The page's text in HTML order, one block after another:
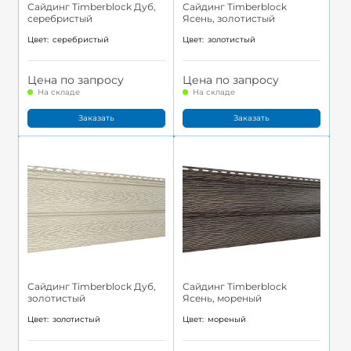
Сайдинг Timberblock Дуб,
серебристый
Цвет: серебристый
Цена по запросу
На складе
Заказать
Сайдинг Timberblock
Ясень, золотистый
Цвет: золотистый
Цена по запросу
На складе
Заказать
Сайдинг Timberblock Дуб,
золотистый
Цвет: золотистый
Сайдинг Timberblock
Ясень, мореный
Цвет: мореный